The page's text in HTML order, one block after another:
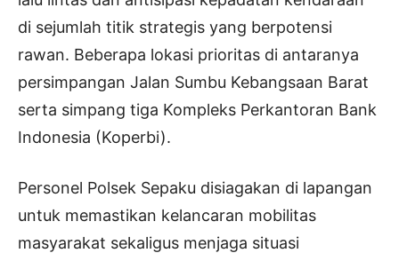
di sejumlah titik strategis yang berpotensi
rawan. Beberapa lokasi prioritas di antaranya
persimpangan Jalan Sumbu Kebangsaan Barat
serta simpang tiga Kompleks Perkantoran Bank
Indonesia (Koperbi).
Personel Polsek Sepaku disiagakan di lapangan
untuk memastikan kelancaran mobilitas
masyarakat sekaligus menjaga situasi